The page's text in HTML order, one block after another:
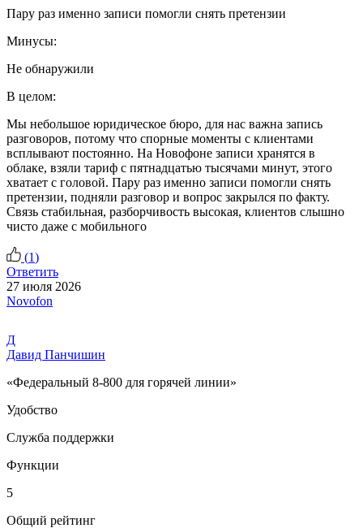
Пару раз именно записи помогли снять претензии
Минусы:
Не обнаружили
В целом:
Мы небольшое юридическое бюро, для нас важна запись
разговоров, потому что спорные моменты с клиентами
всплывают постоянно. На Новофоне записи хранятся в
облаке, взяли тариф с пятнадцатью тысячами минут, этого
хватает с головой. Пару раз именно записи помогли снять
претензии, подняли разговор и вопрос закрылся по факту.
Связь стабильная, разборчивость высокая, клиентов слышно
чисто даже с мобильного
(1)
Ответить
27 июля 2026
Novofon
Д
Давид Панчишин
«Федеральный 8-800 для горячей линии»
Удобство
Служба поддержки
Функции
5
Общий рейтинг